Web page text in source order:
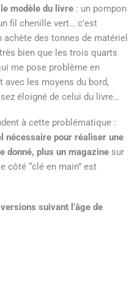
modèle du livre : un pompon
fil chenille vert… c’est
des tonnes de matériel
bien que les trois quarts
me pose problème en
les moyens du bord,
éloigné de celui du livre…
à cette problématique :
nécessaire pour réaliser une
donné, plus un magazine sur
côté “clé en main” est
suivant l’âge de